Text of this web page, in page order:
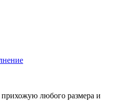
любого размера и